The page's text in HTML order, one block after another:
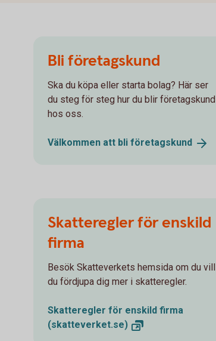
Bli företagskund
Ska du köpa eller starta bolag? Här ser
du steg för steg hur du blir företagskund
hos oss.
Välkommen att bliföretagskund
Skatteregler för enskild
firma
Besök Skatteverkets hemsida om du vill
du fördjupa dig mer i skatteregler.
Skatteregler för enskild firma
(skatteverket.se)